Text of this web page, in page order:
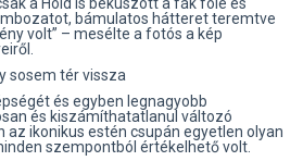
bámulatos hátteret teremtve
volt” – mesélte a fotós a kép
sosem tér vissza
és egyben legnagyobb
és kiszámíthatatlanul változó
az ikonikus estén csupán egyetlen olyan
szempontból értékelhető volt.